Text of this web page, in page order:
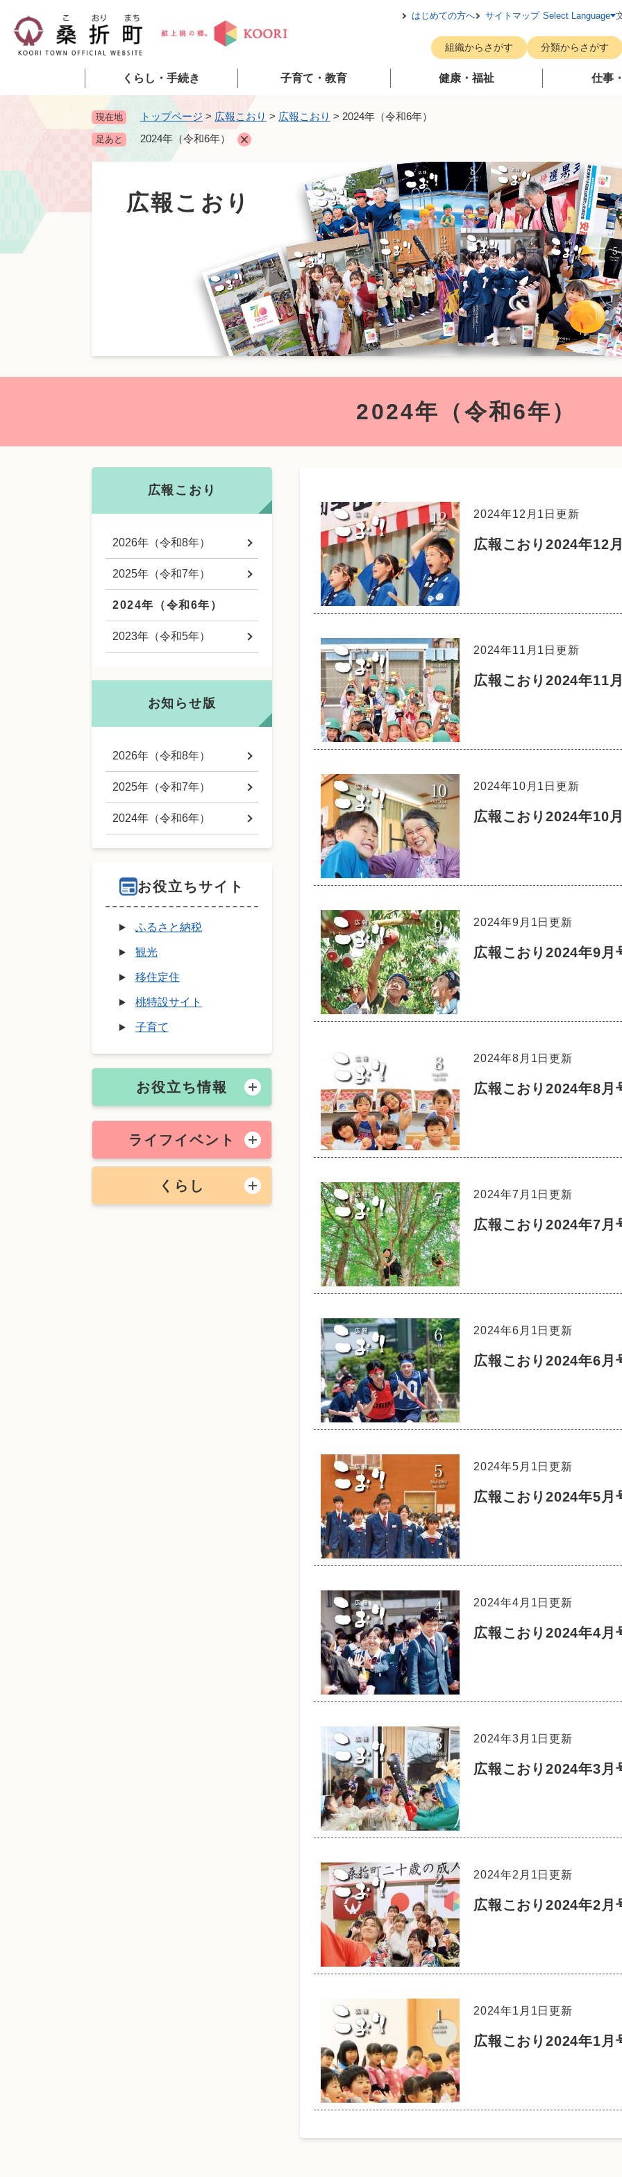
メニューを飛ばして本文へ
はじめての方へ サイトマップ Select Language
組織からさがす 分類からさがす
くらし・手続き 子育て・教育 健康・福祉 仕事
現在地 トップページ > 広報こおり > 広報こおり > 2024年（令和6年）
足あと 2024年（令和6年）
広報こおり
2024年（令和6年）
2024年12月1日更新
広報こおり2024年12
2024年11月1日更新
広報こおり2024年11
2024年10月1日更新
広報こおり2024年10
2024年9月1日更新
広報こおり2024年9月
2024年8月1日更新
広報こおり2024年8月
2024年7月1日更新
広報こおり2024年7月
2024年6月1日更新
広報こおり2024年6月
2024年5月1日更新
広報こおり2024年5月
2024年4月1日更新
広報こおり2024年4月
2024年3月1日更新
広報こおり2024年3月
2024年2月1日更新
広報こおり2024年2月
2024年1月1日更新
広報こおり2024年1月
広報こおり
2026年（令和8年）
2025年（令和7年）
2024年（令和6年）
2023年（令和5年）
お知らせ版
2026年（令和8年）
2025年（令和7年）
2024年（令和6年）
お役立ちサイト
ふるさと納税
観光
移住定住
桃特設サイト
子育て
お役立ち情報
ライフイベント
くらし